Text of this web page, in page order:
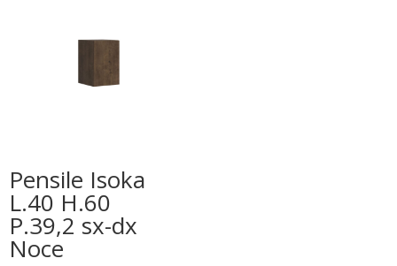
Pensile Isoka
L.40 H.60
P.39,2 sx-dx
Noce